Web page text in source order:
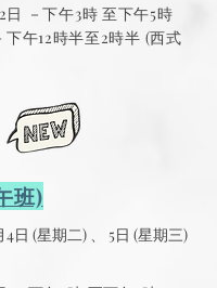
日 －下午3時 至下午5時
12時半至2時半 (西式
班)
4日 (星期二) 、 5日 (星期三)